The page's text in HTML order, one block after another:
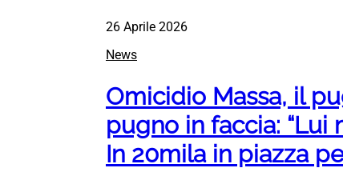
26 Aprile 2026
News
Omicidio Massa, il
pugno in faccia: “Lui
In 20mila in piazza